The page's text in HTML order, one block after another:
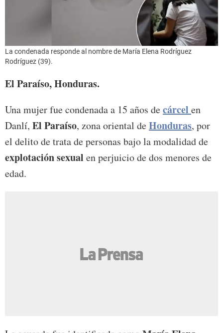
La condenada responde al nombre de María Elena Rodríguez
Rodríguez (39).
El Paraíso, Honduras.
Una mujer fue condenada a 15 años decárcel en
Danlí, El Paraíso, zona oriental deHonduras, por
el delito de trata de personas bajo la modalidad de
explotación sexual en perjuicio de dos menores de
edad.